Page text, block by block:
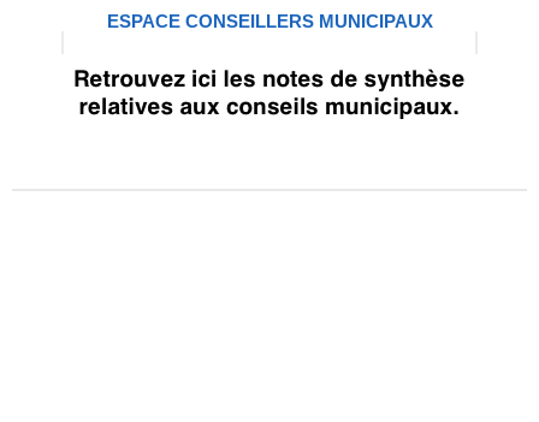
ESPACE CONSEILLERS MUNICIPAUX